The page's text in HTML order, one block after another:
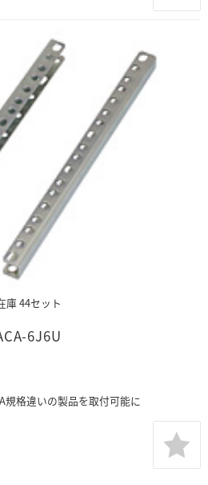
庫 44セット
6J6U
格違いの製品を取付可能に